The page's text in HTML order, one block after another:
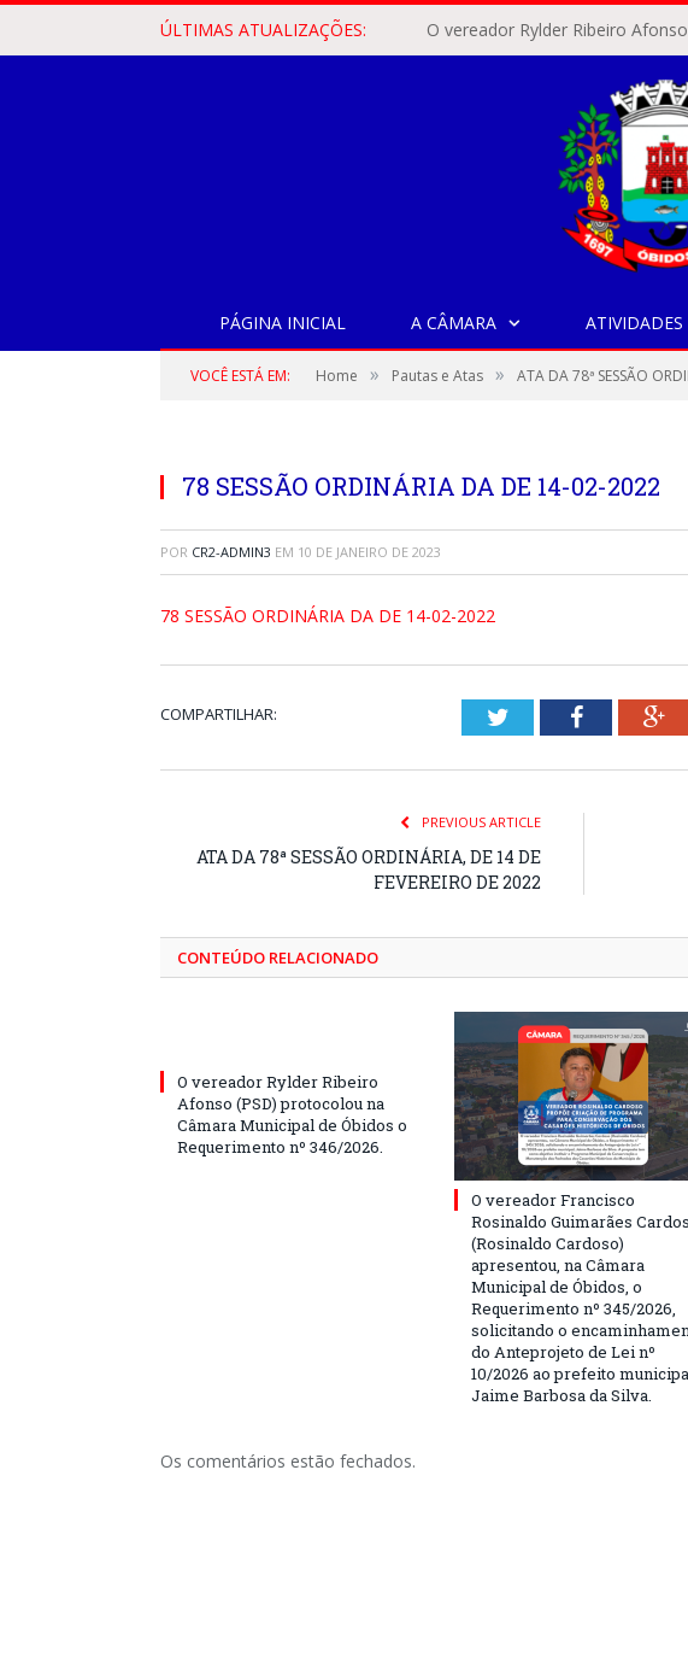
ÚLTIMAS ATUALIZAÇÕES:
PÁGINA INICIAL A CÂMARA
VOCÊ ESTÁ EM: Home » Pautas e Atas » ATA DA 78ª SESSÃO
78 SESSÃO ORDINÁRIA DA DE 14-02-2022
POR CR2-ADMIN3 EM 10 DE JANEIRO DE 2023
78 SESSÃO ORDINÁRIA DA DE 14-02-2022
COMPARTILHAR: TwitterFacebook
PREVIOUS ARTICLE
ATA DA 78ª SESSÃO ORDINÁRIA, DE 14 DE
FEVEREIRO DE 2022
CONTEÚDO RELACIONADO
O vereador Rylder Ribeiro
Afonso (PSD) protocolou na
Câmara Municipal de Óbidos o
Requerimento nº 346/2026.
O vereador Francisco
Rosinaldo Guimarães
(Rosinaldo Cardoso)
apresentou, na Câmara
Municipal de Óbidos, o
Requerimento nº 345/2026,
solicitando o
do Anteprojeto de Lei nº
10/2026 ao prefeito
Jaime Barbosa da Silva.
Os comentários estão fechados.